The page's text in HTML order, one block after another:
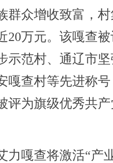
群众增收致富，
20万元。该嘎查
示范村、通辽市
嘎查村等先进称
评为旗级优秀共
嘎查将激活“产